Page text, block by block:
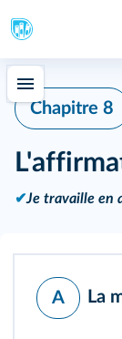
Chapitre 8
✔Je travaille en
A La